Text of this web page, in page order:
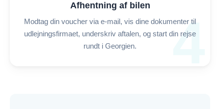
4
Afhentning af bilen
Modtag din voucher via e-mail, vis dine dokumenter til
udlejningsfirmaet, underskriv aftalen, og start din rejse
rundt i Georgien.